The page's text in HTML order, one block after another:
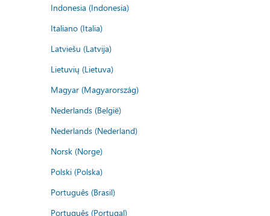
Indonesia (Indonesia)
Italiano (Italia)
Latviešu (Latvija)
Lietuvių (Lietuva)
Magyar (Magyarország)
Nederlands (België)
Nederlands (Nederland)
Norsk (Norge)
Polski (Polska)
Português (Brasil)
Português (Portugal)